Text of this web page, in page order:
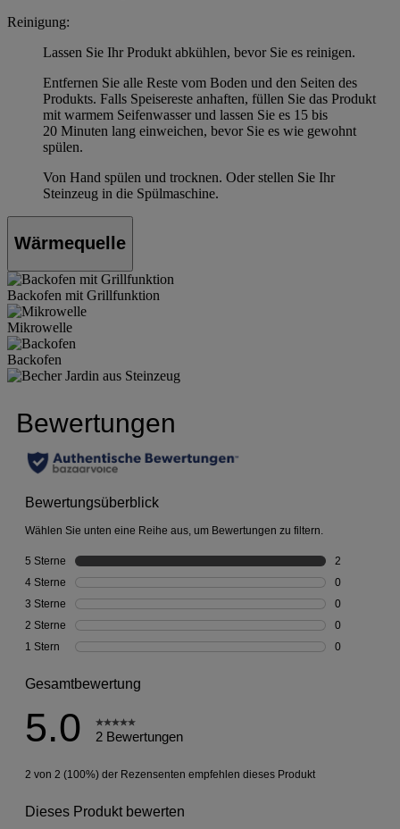
Reinigung:
Lassen Sie Ihr Produkt abkühlen, bevor Sie es reinigen.
Entfernen Sie alle Reste vom Boden und den Seiten des
Produkts. Falls Speisereste anhaften, füllen Sie das Produkt
mit warmem Seifenwasser und lassen Sie es 15 bis
20 Minuten lang einweichen, bevor Sie es wie gewohnt
spülen.
Von Hand spülen und trocknen. Oder stellen Sie Ihr
Steinzeug in die Spülmaschine.
Wärmequelle
Backofen mit Grillfunktion
Mikrowelle
Backofen